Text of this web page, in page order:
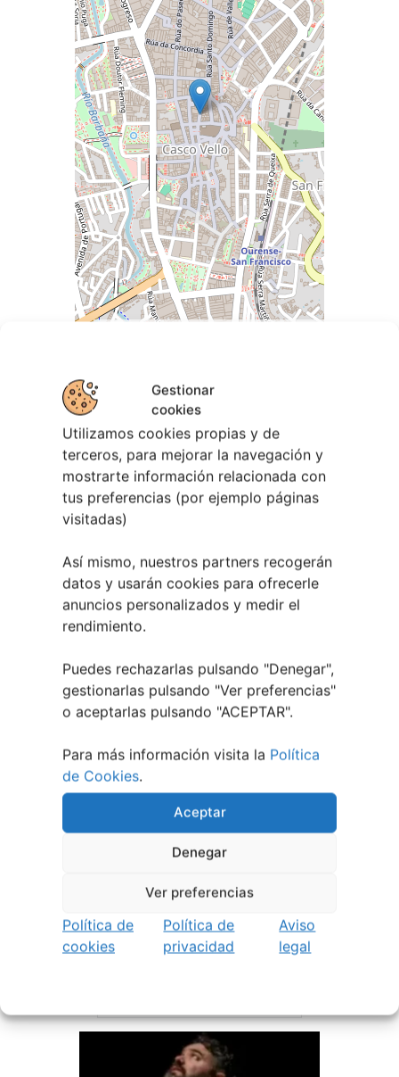
Gestionar
cookies
Utilizamos cookies propias y de
terceros, para mejorar la navegación y
mostrarte información relacionada con
tus preferencias (por ejemplo páginas
visitadas)
Así mismo, nuestros partners recogerán
datos y usarán cookies para ofrecerle
anuncios personalizados y medir el
rendimiento.
Puedes rechazarlas pulsando "Denegar",
gestionarlas pulsando "Ver preferencias"
o aceptarlas pulsando "ACEPTAR".
Para más información visita la Política
de Cookies.
Aceptar
Denegar
Ver preferencias
Política de
cookies
Política de
privacidad
Aviso
legal
| ©OpenStreetMap contributors
1 julio, 2026